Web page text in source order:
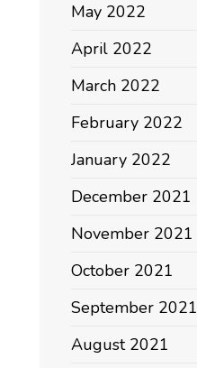
May 2022
April 2022
March 2022
February 2022
January 2022
December 2021
November 2021
October 2021
September 2021
August 2021